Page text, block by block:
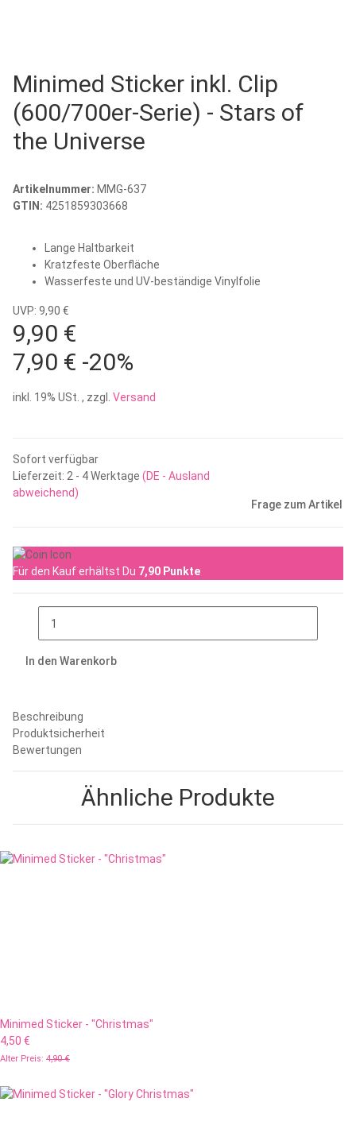
Minimed Sticker inkl. Clip
(600/700er-Serie) - Stars of
the Universe
Artikelnummer: MMG-637
GTIN: 4251859303668
Lange Haltbarkeit
Kratzfeste Oberfläche
Wasserfeste und UV-beständige Vinylfolie
UVP: 9,90 €
9,90 €
7,90 € -20%
inkl. 19% USt. , zzgl. Versand
Sofort verfügbar
Lieferzeit: 2 - 4 Werktage (DE - Ausland
abweichend)
Frage zum Artikel
Für den Kauf erhältst Du 7,90 Punkte
In den Warenkorb
Beschreibung
Produktsicherheit
Bewertungen
Ähnliche Produkte
Minimed Sticker - "Christmas"
4,50 €
Alter Preis: 4,90 €